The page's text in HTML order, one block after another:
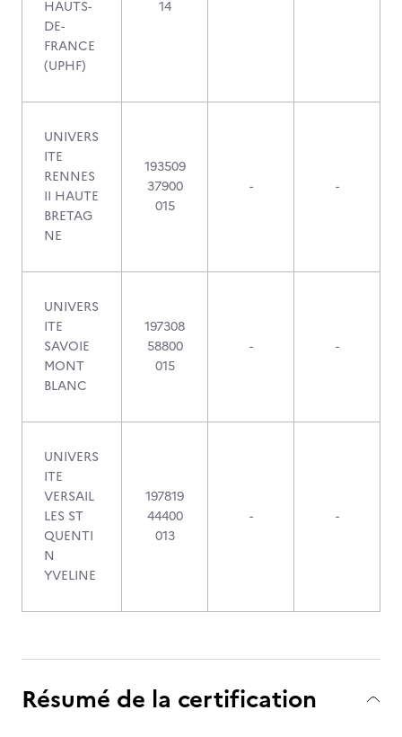
HAUTS-
DE-
FRANCE
(UPHF)
14
UNIVERS
ITE
RENNES
II HAUTE
BRETAG
NE
193509
37900
015
- -
UNIVERS
ITE
SAVOIE
MONT
BLANC
197308
58800
015
- -
UNIVERS
ITE
VERSAIL
LES ST
QUENTI
N
YVELINE
197819
44400
013
- -
Résumé de la certification